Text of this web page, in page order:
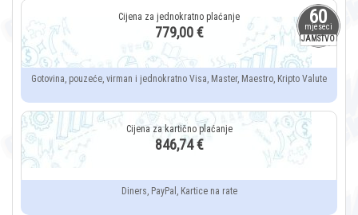
60
mjeseci
JAMSTVO
779,00 €
Gotovina, pouzeće, virman i jednokratno Visa, Master, Maestro, Kripto Valute
846,74 €
Diners, PayPal, Kartice na rate